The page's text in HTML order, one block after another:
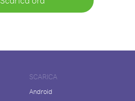
SCARICA
Android